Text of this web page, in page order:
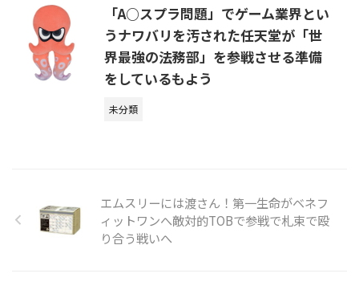
「A○スプラ問題」でゲーム業界とい
うナワバリを汚された任天堂が「世
界最強の法務部」を参戦させる準備
をしているもよう
未分類
エムスリーには渡さん！第一生命がベネフ
ィットワンへ敵対的TOBで参戦で札束で殴
り合う戦いへ